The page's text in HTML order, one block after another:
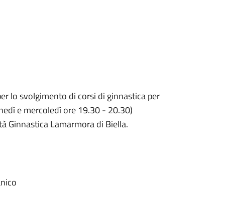
lo svolgimento di corsi di ginnastica per
e mercoledì ore 19.30 - 20.30)
Ginnastica Lamarmora di Biella.